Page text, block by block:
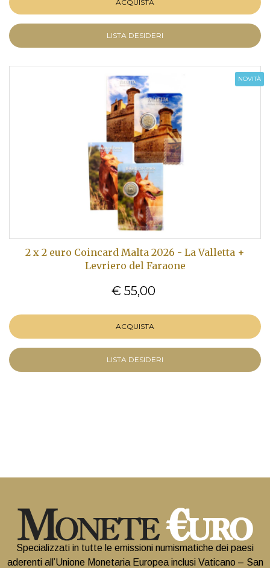
ACQUISTA
LISTA DESIDERI
NOVITÀ
2 x 2 euro Coincard Malta 2026 - La Valletta +
Levriero del Faraone
€ 55,00
ACQUISTA
LISTA DESIDERI
Specializzati in tutte le emissioni numismatiche dei paesi
aderenti all’Unione Monetaria Europea inclusi Vaticano – San